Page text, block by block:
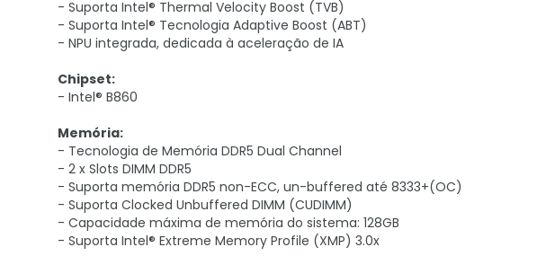
- Suporta Intel® Thermal Velocity Boost (TVB)
- Suporta Intel® Tecnologia Adaptive Boost (ABT)
- NPU integrada, dedicada à aceleração de IA
Chipset:
- Intel® B860
Memória:
- Tecnologia de Memória DDR5 Dual Channel
- 2 x Slots DIMM DDR5
- Suporta memória DDR5 non-ECC, un-buffered até 8333+(OC)
- Suporta Clocked Unbuffered DIMM (CUDIMM)
- Capacidade máxima de memória do sistema: 128GB
- Suporta Intel® Extreme Memory Profile (XMP) 3.0x